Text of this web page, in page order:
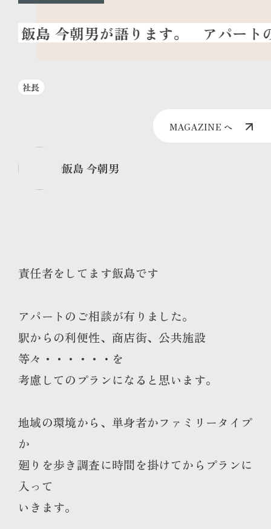
アパート
社長
MAGAZINE へ
飯島 今朝男
責任者をしてます飯島です
アパートのご相談が有りました。
駅からの利便性、商店街、公共施設
等々・・・・・・を
考慮してのプランになると思います。
地域の環境から、単身者かファミリータイプ
か
廻りを歩き調査に時間を掛けてからプランに
入って
いきます。